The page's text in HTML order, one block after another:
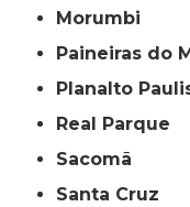
Morumbi
Paineiras do
Planalto
Real Parque
Sacomã
Santa Cruz